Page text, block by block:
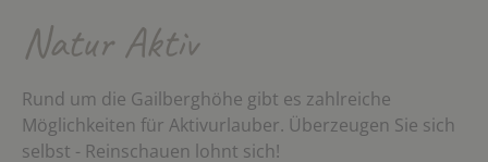
Natur Aktiv
Rund um die Gailberghöhe gibt es zahlreiche
Möglichkeiten für Aktivurlauber. Überzeugen Sie sich
selbst - Reinschauen lohnt sich!